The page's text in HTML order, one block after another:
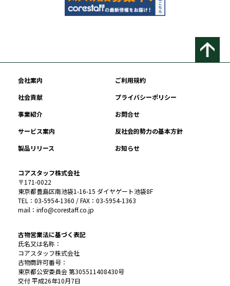
会社案内
ご利用規約
社会貢献
プライバシーポリシー
事業紹介
お問合せ
サービス案内
反社会的勢力の基本方針
製品リリース
お知らせ
コアスタッフ株式会社
〒171-0022
東京都豊島区南池袋1-16-15 ダイヤゲート池袋8F
TEL：03-5954-1360 / FAX：03-5954-1363
mail：info@corestaff.co.jp
古物営業法に基づく表記
氏名又は名称：
コアスタッフ株式会社
古物商許可番号：
東京都公安委員会 第305511408430号
交付 平成26年10月7日